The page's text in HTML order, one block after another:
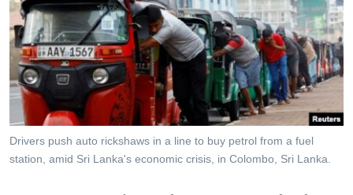
ပင်မ
အ
ညွန်း
စာမျက်နှာ
သို့
ကျော်
ကြည့်
ရန်
ရုပ်ရှင်ထဲက အင်္ဂလိပ်စာ
သုတပဒေသာ အင်္ဂလိပ်စာ
တီဗွီ
ရေဒီယို/တီဗွီအစီအစဉ်
Learning English
ဗွီအိုအေ လူမှုကွန်ယက်များ
Drivers push auto rickshaws in a line to buy petrol from a fuel
station, amid Sri Lanka's economic crisis, in Colombo, Sri Lanka.